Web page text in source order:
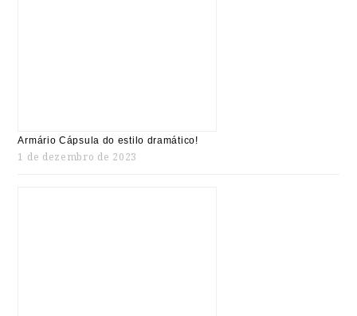
Armário Cápsula do estilo dramático!
1 de dezembro de 2023